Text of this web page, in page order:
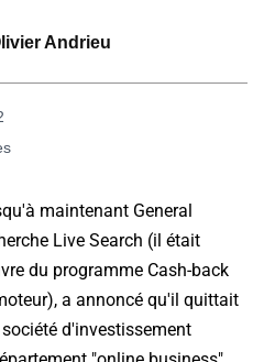
Andrieu
maintenant General
Live Search (il était
du programme Cash-back
a annoncé qu'il quittait
d'investissement